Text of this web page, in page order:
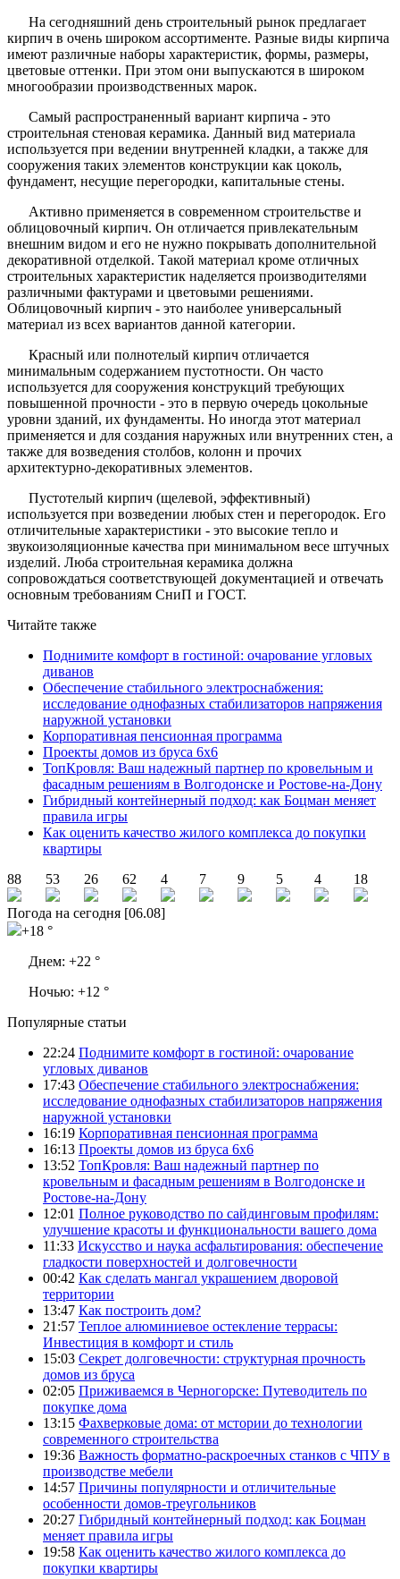
На сегодняшний день строительный рынок предлагает
кирпич в очень широком ассортименте. Разные виды кирпича
имеют различные наборы характеристик, формы, размеры,
цветовые оттенки. При этом они выпускаются в широком
многообразии производственных марок.
Самый распространенный вариант кирпича - это
строительная стеновая керамика. Данный вид материала
используется при ведении внутренней кладки, а также для
сооружения таких элементов конструкции как цоколь,
фундамент, несущие перегородки, капитальные стены.
Активно применяется в современном строительстве и
облицовочный кирпич. Он отличается привлекательным
внешним видом и его не нужно покрывать дополнительной
декоративной отделкой. Такой материал кроме отличных
строительных характеристик наделяется производителями
различными фактурами и цветовыми решениями.
Облицовочный кирпич - это наиболее универсальный
материал из всех вариантов данной категории.
Красный или полнотелый кирпич отличается
минимальным содержанием пустотности. Он часто
используется для сооружения конструкций требующих
повышенной прочности - это в первую очередь цокольные
уровни зданий, их фундаменты. Но иногда этот материал
применяется и для создания наружных или внутренних стен, а
также для возведения столбов, колонн и прочих
архитектурно-декоративных элементов.
Пустотелый кирпич (щелевой, эффективный)
используется при возведении любых стен и перегородок. Его
отличительные характеристики - это высокие тепло и
звукоизоляционные качества при минимальном весе штучных
изделий. Люба строительная керамика должна
сопровождаться соответствующей документацией и отвечать
основным требованиям СниП и ГОСТ.
Читайте также
Поднимите комфорт в гостиной: очарование угловых
диванов
Обеспечение стабильного электроснабжения:
исследование однофазных стабилизаторов напряжения
наружной установки
Корпоративная пенсионная программа
Проекты домов из бруса 6х6
ТопКровля: Ваш надежный партнер по кровельным и
фасадным решениям в Волгодонске и Ростове-на-Дону
Гибридный контейнерный подход: как Боцман меняет
правила игры
Как оценить качество жилого комплекса до покупки
квартиры
88
53 26 62 4 7 9 5 4 18
Погода на сегодня [06.08]
+18 °
Днем: +22 °
Ночью: +12 °
Популярные статьи
22:24 Поднимите комфорт в гостиной: очарование
угловых диванов
17:43 Обеспечение стабильного электроснабжения:
исследование однофазных стабилизаторов напряжения
наружной установки
16:19 Корпоративная пенсионная программа
16:13 Проекты домов из бруса 6х6
13:52 ТопКровля: Ваш надежный партнер по
кровельным и фасадным решениям в Волгодонске и
Ростове-на-Дону
12:01 Полное руководство по сайдинговым профилям:
улучшение красоты и функциональности вашего дома
11:33 Искусство и наука асфальтирования: обеспечение
гладкости поверхностей и долговечности
00:42 Как сделать мангал украшением дворовой
территории
13:47 Как построить дом?
21:57 Теплое алюминиевое остекление террасы:
Инвестиция в комфорт и стиль
15:03 Секрет долговечности: структурная прочность
домов из бруса
02:05 Приживаемся в Черногорске: Путеводитель по
покупке дома
13:15 Фахверковые дома: от мстории до технологии
современного строительства
19:36 Важность форматно-раскроечных станков с ЧПУ в
производстве мебели
14:57 Причины популярности и отличительные
особенности домов-треугольников
20:27 Гибридный контейнерный подход: как Боцман
меняет правила игры
19:58 Как оценить качество жилого комплекса до
покупки квартиры